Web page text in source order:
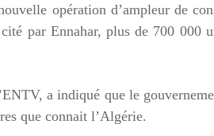
opération d’ampleur de
par Ennahar, plus de 700 000
a indiqué que le
que connait l’Algérie.